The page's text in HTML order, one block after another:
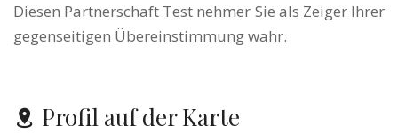
Diesen Partnerschaft Test nehmer Sie als Zeiger Ihrer
gegenseitigen Übereinstimmung wahr.
Profil auf der Karte